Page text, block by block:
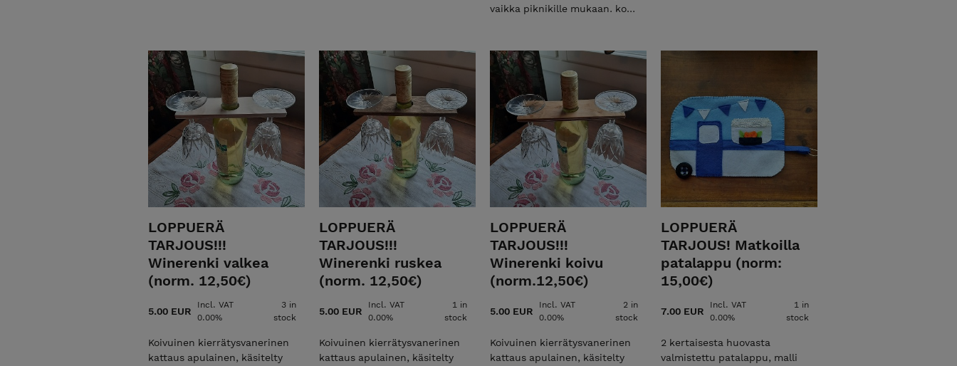
vaikka piknikille mukaan. koko
LOPPUERÄ
TARJOUS!!!
Winerenki valkea
(norm. 12,50€)
5.00 EUR
Incl. VAT
0.00%
3 in
stock
Koivuinen kierrätysvanerinen
kattaus apulainen, käsitelty
LOPPUERÄ
TARJOUS!!!
Winerenki ruskea
(norm. 12,50€)
5.00 EUR
Incl. VAT
0.00%
1 in
stock
Koivuinen kierrätysvanerinen
kattaus apulainen, käsitelty
LOPPUERÄ
TARJOUS!!!
Winerenki koivu
(norm.12,50€)
5.00 EUR
Incl. VAT
0.00%
2 in
stock
Koivuinen kierrätysvanerinen
kattaus apulainen, käsitelty
LOPPUERÄ
TARJOUS! Matkoilla
patalappu (norm:
15,00€)
7.00 EUR
Incl. VAT
0.00%
1 in
stock
2 kertaisesta huovasta
valmistettu patalappu, malli